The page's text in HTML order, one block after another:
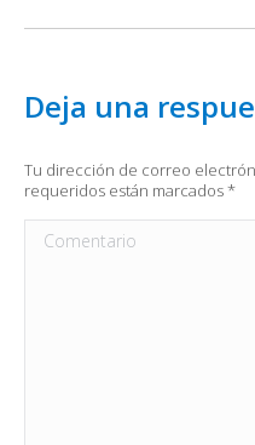
Deja una
Tu dirección de correo
requeridos están marcados*
Comentario